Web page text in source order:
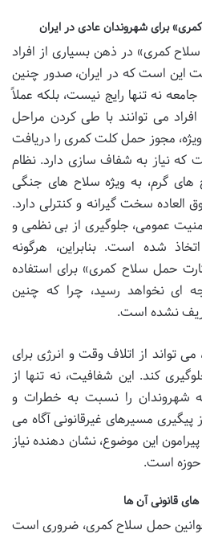
برای شهروندان عادی در ایران
کمری» در ذهن بسیاری از افراد
این است که در ایران، صدور چنین
نه تنها رایج نیست، بلکه عملاً
می توانند با طی کردن مراحل
مجوز حمل کلت کمری را دریافت
نیاز به شفاف سازی دارد. نظام
های گرم، به ویژه سلاح های جنگی
العاده سخت گیرانه و کنترلی دارد.
عمومی، جلوگیری از بی نظمی و
شده است. بنابراین، هرگونه
حمل سلاح کمری» برای استفاده
ای نخواهد رسید، چرا که چنین
نشده است.
تواند از اتلاف وقت و انرژی برای
کند. این شفافیت، نه تنها از
شهروندان را نسبت به خطرات و
مسیرهای غیرقانونی آگاه می
این موضوع، نشان دهنده نیاز
حوزه است.
قانونی آن ها
حمل سلاح کمری، ضروری است